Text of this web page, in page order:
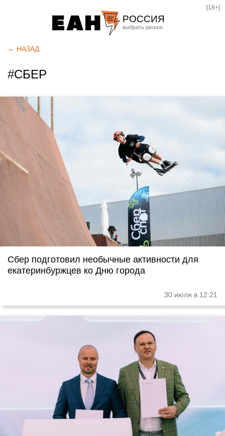
РОССИЯ
Оренбург
[18+]
← НАЗАД
#СБЕР
Сбер подготовил необычные активности для
екатеринбуржцев ко Дню города
30 июля в 12:21